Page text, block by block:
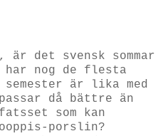
är det svensk sommar
nog de flesta
semester är lika med
då bättre än
som kan
porslin?